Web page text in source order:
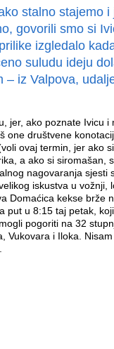
stalno stajemo i
govorili smo si
izgledalo
suludu ideju
– iz Valpova,
jer, ako poznate Ivicu i
one društvene
ovaj termin, jer ako
a ako si siromašan,
nagovaranja sjesti
iskustva u vožnji,
Domaćica kekse brže
put u 8:15 taj petak,
pogoriti na 32
Vukovara i Iloka.